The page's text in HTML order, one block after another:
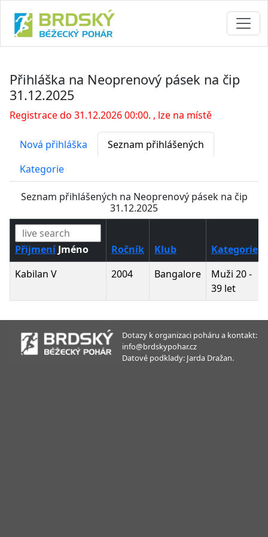
Přihláška na Neoprenový pásek na čip
31.12.2025
Registrace do 31.12.2026 00:00. , lze na místě
Nová přihláška
Seznam přihlášených
Kategorie
Seznam přihlášených na Neoprenový pásek na čip
31.12.2025
PřijmeníJméno Ročník Klub
Kategorie
Kabilan V
2004 Bangalore
Muži 20 -
39 let
Dotazy k organizaci poháru a kontakt:
info@brdskypohar.cz
Datové podklady: Jarda Dražan.